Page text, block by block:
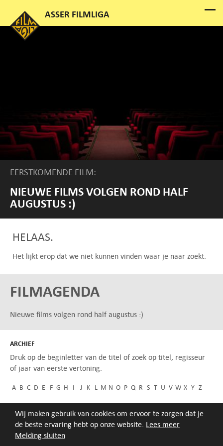
Melding sluiten
Wij maken gebruik van cookies om ervoor te zorgen dat je
de beste ervaring hebt op onze website. Lees meer
EERSTKOMENDE FILM:
NIEUWE FILMS VOLGEN ROND HALF
AUGUSTUS :)
HELAAS.
Het lijkt erop dat we niet kunnen vinden waar je naar zoekt.
FILMAGENDA
Nieuwe films volgen rond half augustus :)
ARCHIEF
Druk op de beginletter van de titel of zoek op titel, regisseur
of jaar van eerste vertoning.
A B C D E F G H I J K L M N O P Q R S T U V W X Y Z